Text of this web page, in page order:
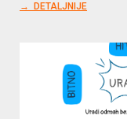
→ DETALJNIJE